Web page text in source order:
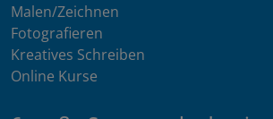
Malen/Zeichnen
Fotografieren
Kreatives Schreiben
Online Kurse